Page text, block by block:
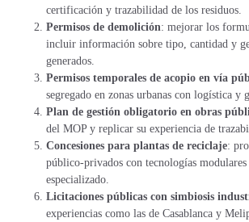
certificación y trazabilidad de los residuos.
Permisos de demolición: mejorar los
incluir información sobre tipo, cantidad y
generados.
Permisos temporales de acopio en vía
segregado en zonas urbanas con logística y
Plan de gestión obligatorio en obras
del MOP y replicar su experiencia de
Concesiones para plantas de reciclaje:
público-privados con tecnologías
especializado.
Licitaciones públicas con simbiosis
experiencias como las de Casablanca y